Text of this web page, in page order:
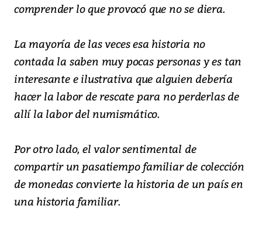
comprender lo que provocó que no se diera.
La mayoría de las veces esa historia no
contada la saben muy pocas personas y es tan
interesante e ilustrativa que alguien debería
hacer la labor de rescate para no perderlas de
allí la labor del numismático.
Por otro lado, el valor sentimental de
compartir un pasatiempo familiar de colección
de monedas convierte la historia de un país en
una historia familiar.